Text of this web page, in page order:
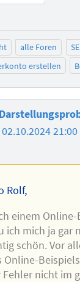
alle Foren
erstellen
02.10.2024 21:00
Rolf,
einem
ich mich ja gar
schön. Vor
Online-
Fehler nicht im